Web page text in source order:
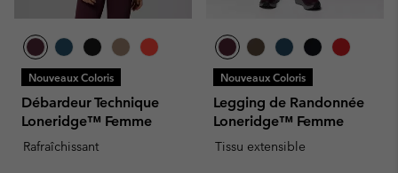
Nouveaux Coloris
Débardeur Technique
Loneridge™ Femme
Rafraîchissant
Nouveaux Coloris
Legging de Randonnée
Loneridge™ Femme
Tissu extensible